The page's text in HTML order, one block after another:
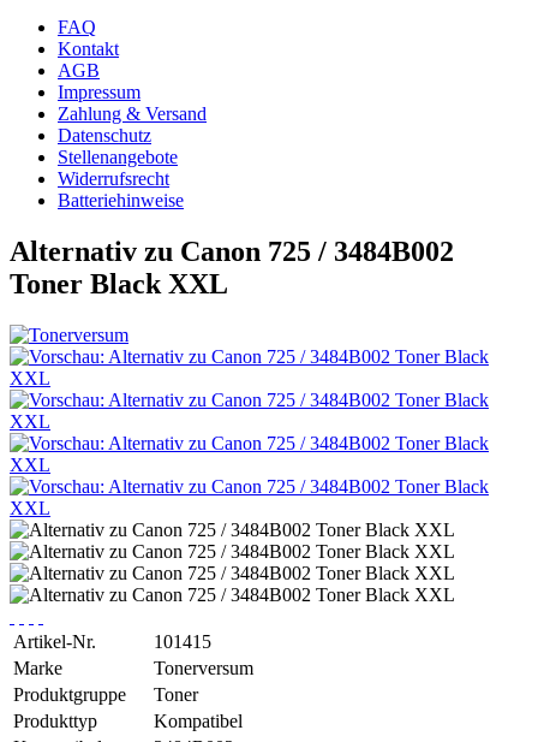
FAQ
Kontakt
AGB
Impressum
Zahlung & Versand
Datenschutz
Stellenangebote
Widerrufsrecht
Batteriehinweise
Alternativ zu Canon 725 / 3484B002
Toner Black XXL
Artikel-Nr.
101415
Marke
Tonerversum
Produktgruppe
Toner
Produkttyp
Kompatibel